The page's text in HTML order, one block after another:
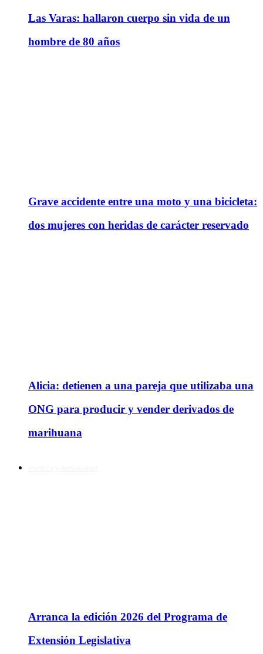
Las Varas: hallaron cuerpo sin vida de un
hombre de 80 años
Grave accidente entre una moto y una bicicleta:
dos mujeres con heridas de carácter reservado
Alicia: detienen a una pareja que utilizaba una
ONG para producir y vender derivados de
marihuana
Arranca la edición 2026 del Programa de
Extensión Legislativa